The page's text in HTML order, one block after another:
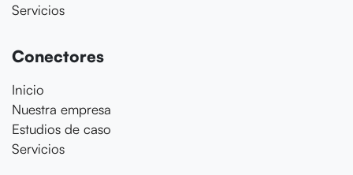
Servicios
Conectores
Inicio
Nuestra empresa
Estudios de caso
Servicios